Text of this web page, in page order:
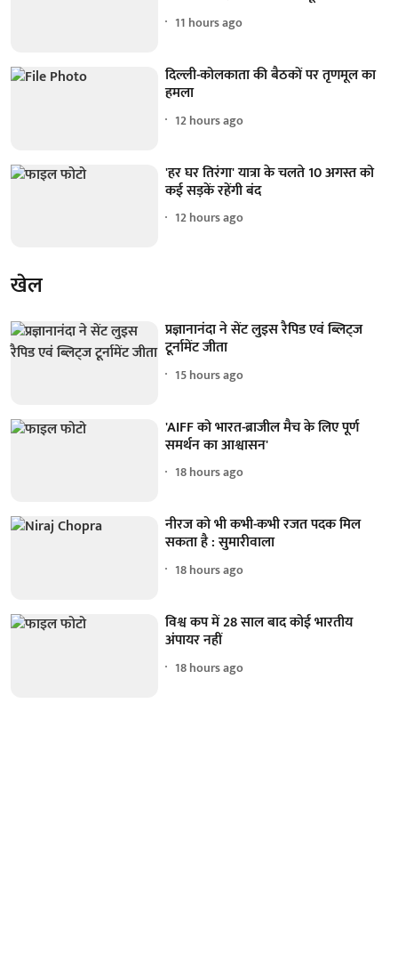
11 hours ago
दिल्ली-कोलकाता की बैठकों पर तृणमूल का
हमला
12 hours ago
'हर घर तिरंगा' यात्रा के चलते 10 अगस्त को
कई सड़कें रहेंगी बंद
12 hours ago
खेल
प्रज्ञानानंदा ने सेंट लुइस रैपिड एवं ब्लिट्ज
टूर्नामेंट जीता
15 hours ago
'AIFF को भारत-ब्राजील मैच के लिए पूर्ण
समर्थन का आश्वासन'
18 hours ago
नीरज को भी कभी-कभी रजत पदक मिल
सकता है : सुमारीवाला
18 hours ago
विश्व कप में 28 साल बाद कोई भारतीय
अंपायर नहीं
18 hours ago